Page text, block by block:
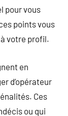
pour vous
points vous
votre profil.
en
d’opérateur
Ces
ou qui